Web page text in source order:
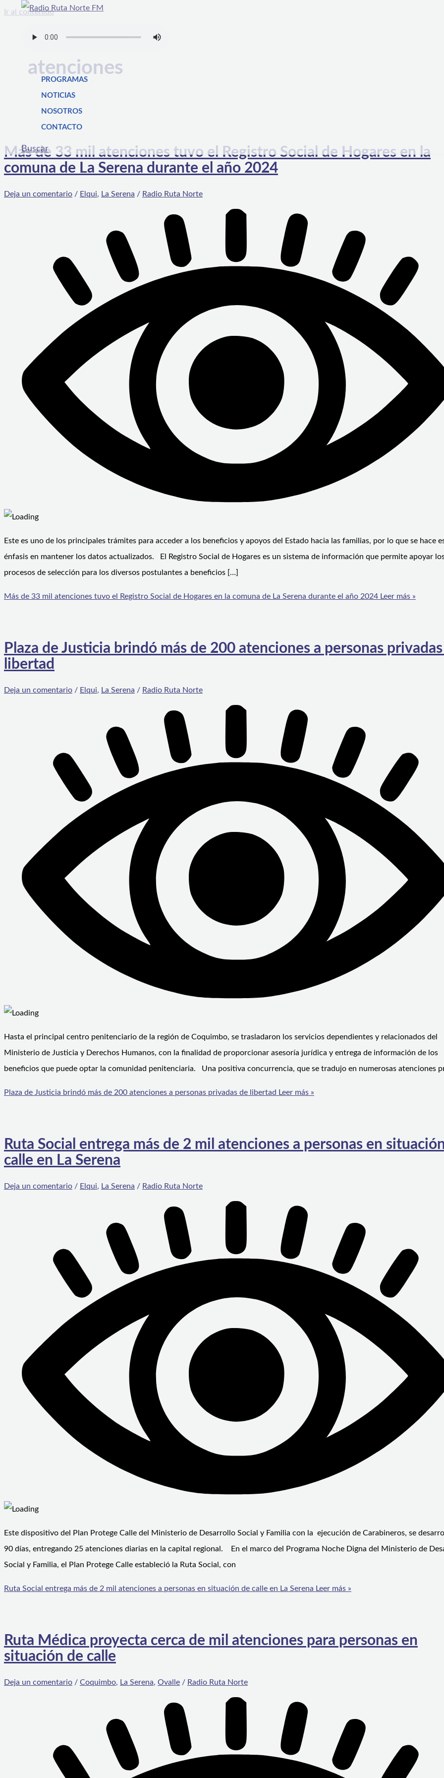
Ir al contenido
PROGRAMAS
NOTICIAS
NOSOTROS
CONTACTO
Buscar
atenciones
Más de 33 mil atenciones tuvo el Registro Social de Hogares en la
comuna de La Serena durante el año 2024
Deja un comentario / Elqui, La Serena / Radio Ruta Norte
Este es uno de los principales trámites para acceder a los beneficios y apoyos del Estado hacia las familias, por lo que se hace
énfasis en mantener los datos actualizados. El Registro Social de Hogares es un sistema de información que permite apoyar
procesos de selección para los diversos postulantes a beneficios […]
Más de 33 mil atenciones tuvo el Registro Social de Hogares en la comuna de La Serena durante el año 2024 Leer más »
Plaza de Justicia brindó más de 200 atenciones a personas
libertad
Deja un comentario / Elqui, La Serena / Radio Ruta Norte
Hasta el principal centro penitenciario de la región de Coquimbo, se trasladaron los servicios dependientes y relacionados del
Ministerio de Justicia y Derechos Humanos, con la finalidad de proporcionar asesoría jurídica y entrega de información de los
beneficios que puede optar la comunidad penitenciaria. Una positiva concurrencia, que se tradujo en numerosas atenciones
Plaza de Justicia brindó más de 200 atenciones a personas privadas de libertad Leer más »
Ruta Social entrega más de 2 mil atenciones a personas en
calle en La Serena
Deja un comentario / Elqui, La Serena / Radio Ruta Norte
Este dispositivo del Plan Protege Calle del Ministerio de Desarrollo Social y Familia con la ejecución de Carabineros, se
90 días, entregando 25 atenciones diarias en la capital regional. En el marco del Programa Noche Digna del Ministerio de
Social y Familia, el Plan Protege Calle estableció la Ruta Social, con
Ruta Social entrega más de 2 mil atenciones a personas en situación de calle en La Serena Leer más »
Ruta Médica proyecta cerca de mil atenciones para personas en
situación de calle
Deja un comentario / Coquimbo, La Serena, Ovalle / Radio Ruta Norte